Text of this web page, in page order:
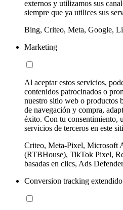
externos y utilizamos sus
siempre que ya utilices sus
Bing, Criteo, Meta, Google,
Marketing
Al aceptar estos servicios,
contenidos patrocinados o
nuestro sitio web o productos
de navegación y compra,
éxito. Con tu consentimiento,
servicios de terceros en este
Criteo, Meta-Pixel, Microsoft
(RTBHouse), TikTok Pixel,
basadas en clics, Ads Defender
Conversion tracking extendido